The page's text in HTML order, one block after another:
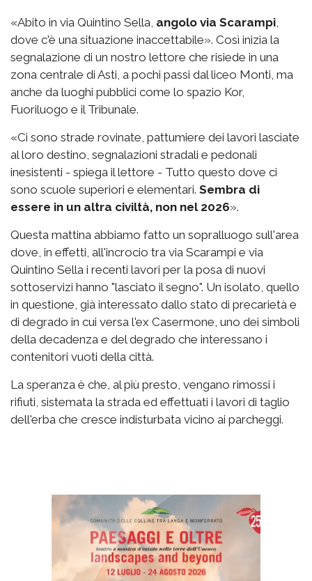
«Abito in via Quintino Sella, angolo via Scarampi,
dove c'è una situazione inaccettabile». Così inizia la
segnalazione di un nostro lettore che risiede in una
zona centrale di Asti, a pochi passi dal liceo Monti, ma
anche da luoghi pubblici come lo spazio Kor,
Fuoriluogo e il Tribunale.
«Ci sono strade rovinate, pattumiere dei lavori lasciate
al loro destino, segnalazioni stradali e pedonali
inesistenti - spiega il lettore - Tutto questo dove ci
sono scuole superiori e elementari. Sembra di
essere in un altra civiltà, non nel 2026».
Questa mattina abbiamo fatto un sopralluogo sull'area
dove, in effetti, all'incrocio tra via Scarampi e via
Quintino Sella i recenti lavori per la posa di nuovi
sottoservizi hanno "lasciato il segno". Un isolato, quello
in questione, già interessato dallo stato di precarietà e
di degrado in cui versa l'ex Casermone, uno dei simboli
della decadenza e del degrado che interessano i
contenitori vuoti della città.
La speranza è che, al più presto, vengano rimossi i
rifiuti, sistemata la strada ed effettuati i lavori di taglio
dell'erba che cresce indisturbata vicino ai parcheggi.